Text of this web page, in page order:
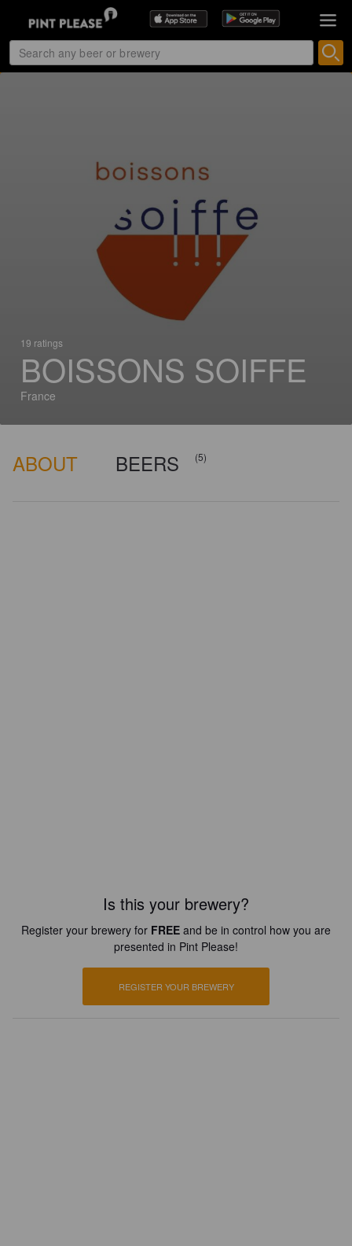
19 ratings
BOISSONS SOIFFE
France
ABOUT BEERS (5)
Is this your brewery?
Register your brewery for FREE and be in control how you are
presented in Pint Please!
REGISTER YOUR BREWERY